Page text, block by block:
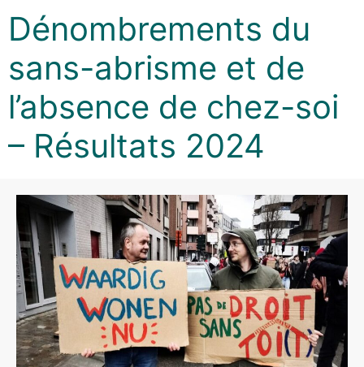
Dénombrements du
sans-abrisme et de
l’absence de chez-soi
– Résultats 2024